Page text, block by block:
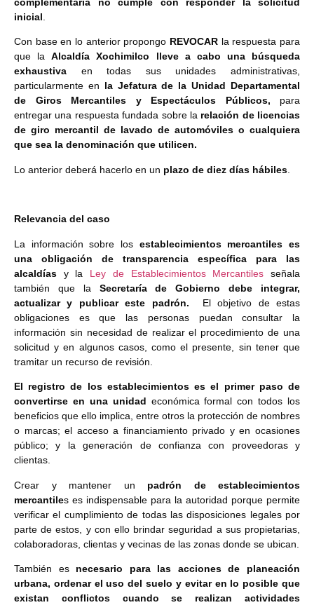
inicial
Con base en lo anterior propongo REVOCAR la respuesta para
que laAlcaldía Xochimilco lleve a cabo una búsqueda
exhaustiva en todas sus unidades administrativas,
particularmente en la Jefatura de la Unidad Departamental
de Giros Mercantiles y Espectáculos Públicos, para
entregar una respuesta fundada sobre la relación de licencias
de giro mercantil de lavado de automóviles o cualquiera
que sea la denominación que utilicen.
Lo anterior deberá hacerlo en un plazo de diez días hábiles
Relevancia del caso
La información sobre los establecimientos mercantiles es
una obligación de transparencia específica para las
alcaldías y la Ley de Establecimientos Mercantiles señala
también que la Secretaría de Gobierno debe integrar,
actualizar y publicar este padrón.
El objetivo de estas
obligaciones es que las personas puedan consultar la
información sin necesidad de realizar el procedimiento de una
solicitud y en algunos casos, como el presente, sin tener que
tramitar un recurso de revisión.
El registro de los establecimientos es el primer paso de
convertirse en una unidad económica formal con todos los
beneficios que ello implica, entre otros la protección de nombres
o marcas; el acceso a financiamiento privado y en ocasiones
público; y la generación de confianza con proveedoras y
clientas.
Crear y mantener un padrón de establecimientos
mercantiles es indispensable para la autoridad porque permite
verificar el cumplimiento de todas las disposiciones legales por
parte de estos, y con ello brindar seguridad a sus propietarias,
colaboradoras, clientas y vecinas de las zonas donde se ubican.
También es necesario para las acciones de planeación
urbana, ordenar el uso del suelo y evitar en lo posible que
existan conflictos cuando se realizan actividades